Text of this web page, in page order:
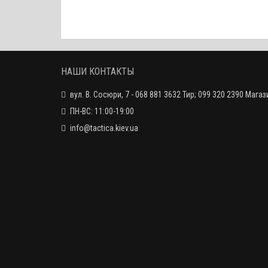
НАШИ КОНТАКТЫ
вул. В. Сосюри, 7 - 068 881 3632 Тир; 099 320 2390
ПН-ВС: 11:00-19:00
info@tactica.kiev.ua